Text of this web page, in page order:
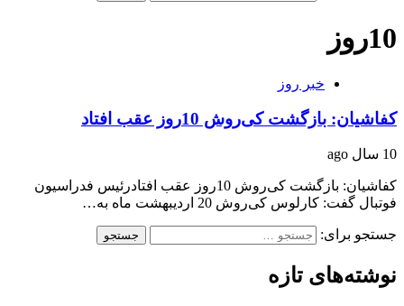
10روز
خبر روز
کفاشیان: بازگشت کی‌روش 10روز عقب افتاد
10 سال ago
کفاشیان: بازگشت کی‌روش 10روز عقب افتادرئیس فدراسیون
فوتبال گفت: کارلوس کی‌روش 20 اردیبهشت ماه به…
جستجو برای:
نوشته‌های تازه